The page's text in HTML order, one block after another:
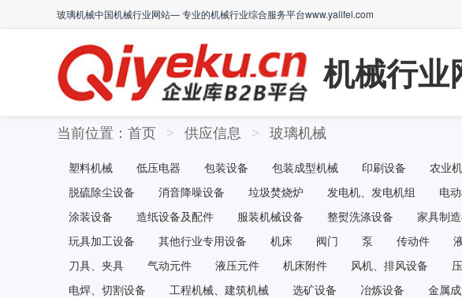
玻璃机械中国机械行业网站— 专业的机械行业综合服务平台www.yalifei.com
机械行业
当前位置： 首页 > 供应信息 > 玻璃机械
塑料机械 低压电器 包装设备 包装成型机械 印刷设备 农业
脱硫除尘设备
消音降噪设备 垃圾焚烧炉 发电机、发电机组 电
涂装设备
造纸设备及配件 服装机械设备 整熨洗涤设备 家具制
玩具加工设备
其他行业专用设备 机床 阀门 泵 传动件
刀具、夹具
气动元件 液压元件 机床附件 风机、排风设备
电焊、切割设备
工程机械、建筑机械 选矿设备 冶炼设备 金属